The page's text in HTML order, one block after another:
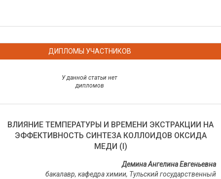
ДИПЛОМЫ УЧАСТНИКОВ
У данной статьи нет
дипломов
ВЛИЯНИЕ ТЕМПЕРАТУРЫ И ВРЕМЕНИ ЭКСТРАКЦИИ НА
ЭФФЕКТИВНОСТЬ СИНТЕЗА КОЛЛОИДОВ ОКСИДА
МЕДИ (I)
Демина Ангелина Евгеньевна
бакалавр, кафедра химии, Тульский государственный